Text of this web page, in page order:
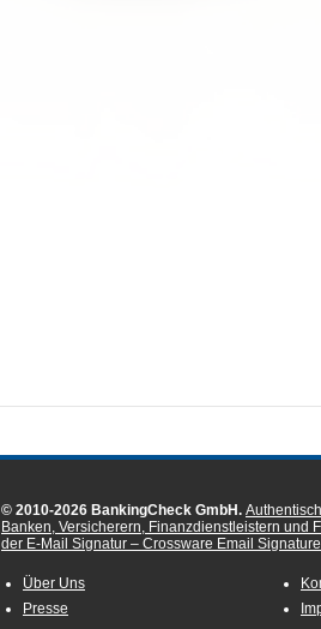
© 2010-2026 BankingCheck GmbH.
Banken, Versicherern, Finanzdienstleistern und
der E-Mail Signatur – Crossware Email
Über Uns
Presse